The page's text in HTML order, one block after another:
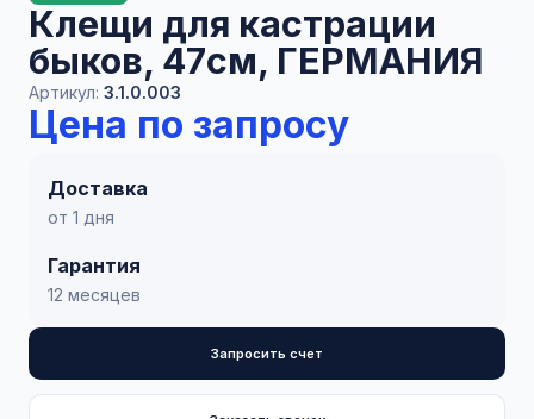
Клещи для кастрации
быков, 47см, ГЕРМАНИЯ
Артикул: 3.1.0.003
Цена по запросу
Доставка
от 1 дня
Гарантия
12 месяцев
Запросить счет